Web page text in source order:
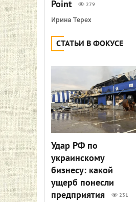
Point
279
Ирина Терех
СТАТЬИ В ФОКУСЕ
Удар РФ по
украинскому
бизнесу: какой
ущерб понесли
предприятия
231